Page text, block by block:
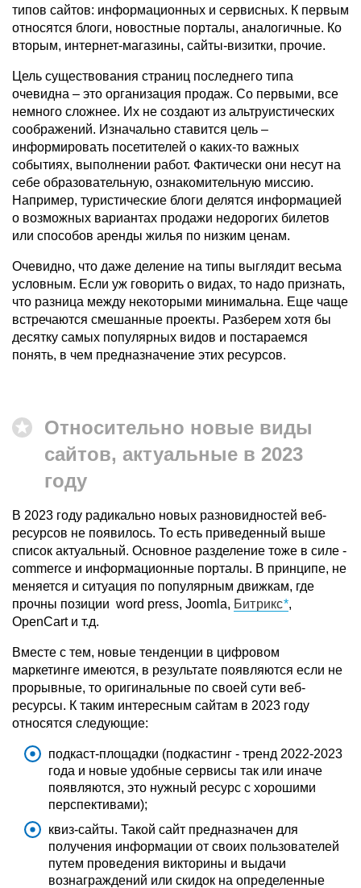
типов сайтов: информационных и сервисных. К первым
относятся блоги, новостные порталы, аналогичные. Ко
вторым, интернет-магазины, сайты-визитки, прочие.
Цель существования страниц последнего типа
очевидна – это организация продаж. Со первыми, все
немного сложнее. Их не создают из альтруистических
соображений. Изначально ставится цель –
информировать посетителей о каких-то важных
событиях, выполнении работ. Фактически они несут на
себе образовательную, ознакомительную миссию.
Например, туристические блоги делятся информацией
о возможных вариантах продажи недорогих билетов
или способов аренды жилья по низким ценам.
Очевидно, что даже деление на типы выглядит весьма
условным. Если уж говорить о видах, то надо признать,
что разница между некоторыми минимальна. Еще чаще
встречаются смешанные проекты. Разберем хотя бы
десятку самых популярных видов и постараемся
понять, в чем предназначение этих ресурсов.
Относительно новые виды
сайтов, актуальные в 2023
году
В 2023 году радикально новых разновидностей веб-
ресурсов не появилось. То есть приведенный выше
список актуальный. Основное разделение тоже в силе -
commerce и информационные порталы. В принципе, не
меняется и ситуация по популярным движкам, где
прочны позиции word press, Joomla, Битрикс ,
OpenCart и т.д.
Вместе с тем, новые тенденции в цифровом
маркетинге имеются, в результате появляются если не
прорывные, то оригинальные по своей сути веб-
ресурсы. К таким интересным сайтам в 2023 году
относятся следующие:
подкаст-площадки (подкастинг - тренд 2022-2023
года и новые удобные сервисы так или иначе
появляются, это нужный ресурс с хорошими
перспективами);
квиз-сайты. Такой сайт предназначен для
получения информации от своих пользователей
путем проведения викторины и выдачи
вознаграждений или скидок на определенные